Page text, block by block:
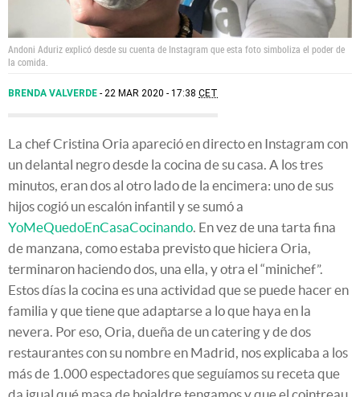
Andoni Aduriz explicó desde su cuenta de Instagram que esta foto simboliza el poder de
la comida.
BRENDA VALVERDE 22 MAR 2020 - 17:38 CET
La chef Cristina Oria apareció en directo en Instagram con
un delantal negro desde la cocina de su casa. A los tres
minutos, eran dos al otro lado de la encimera: uno de sus
hijos cogió un escalón infantil y se sumó a
YoMeQuedoEnCasaCocinando. En vez de una tarta fina
de manzana, como estaba previsto que hiciera Oria,
terminaron haciendo dos, una ella, y otra el “minichef”.
Estos días la cocina es una actividad que se puede hacer en
familia y que tiene que adaptarse a lo que haya en la
nevera. Por eso, Oria, dueña de un catering y de dos
restaurantes con su nombre en Madrid, nos explicaba a los
más de 1.000 espectadores que seguíamos su receta que